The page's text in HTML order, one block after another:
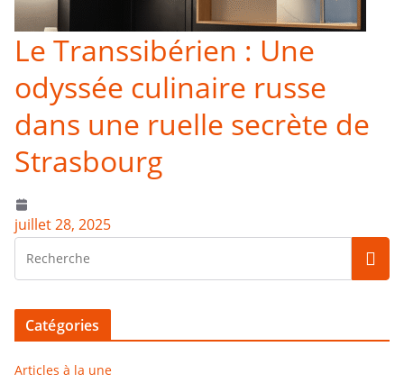
Le Transsibérien : Une
odyssée culinaire russe
dans une ruelle secrète de
Strasbourg
juillet 28, 2025
Catégories
Articles à la une